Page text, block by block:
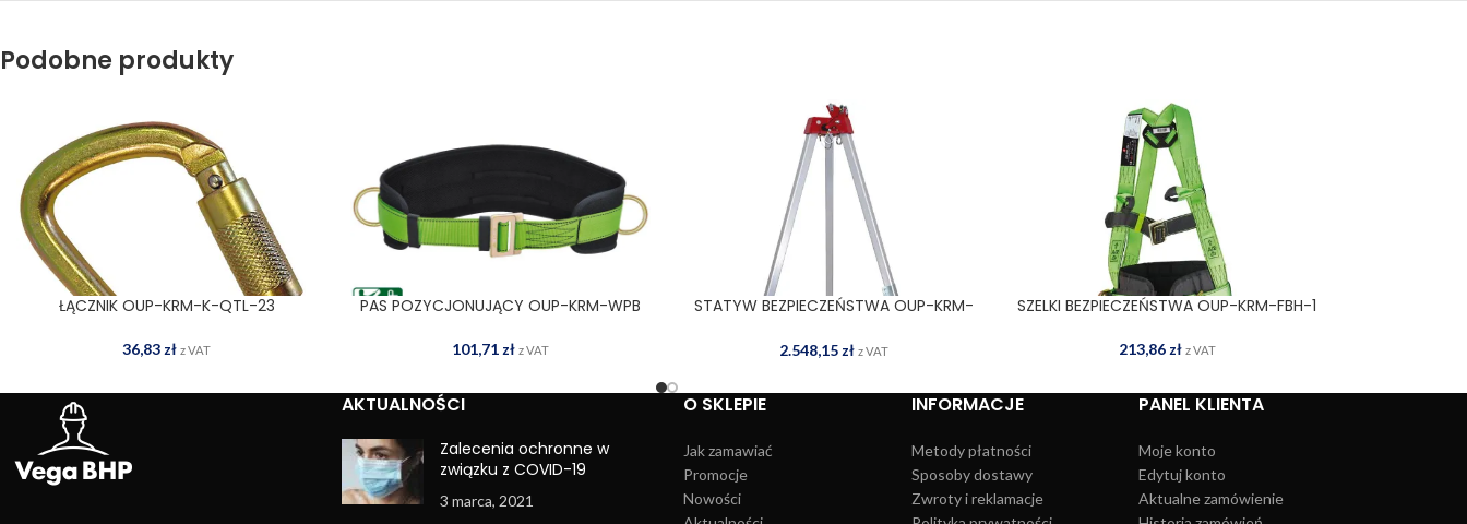
Podobne produkty
DODAJ DO KOSZYKA
ŁĄCZNIK OUP-KRM-K-QTL-23
36,83 zł z VAT
DODAJ DO KOSZYKA
PAS POZYCJONUJĄCY OUP-KRM-WPB
101,71 zł z VAT
DODAJ DO KOSZYKA
STATYW BEZPIECZEŃSTWA OUP-KRM-
2.548,15 zł z VAT
DODAJ DO KOSZYKA
SZELKI BEZPIECZEŃSTWA OUP-KRM-FBH-1
213,86 zł z VAT
AKTUALNOŚCI
Zalecenia ochronne w
związku z COVID-19
3 marca, 2021
O SKLEPIE
Jak zamawiać
Promocje
Nowości
INFORMACJE
Metody płatności
Sposoby dostawy
Zwroty i reklamacje
PANEL KLIENTA
Moje konto
Edytuj konto
Aktualne zamówienie